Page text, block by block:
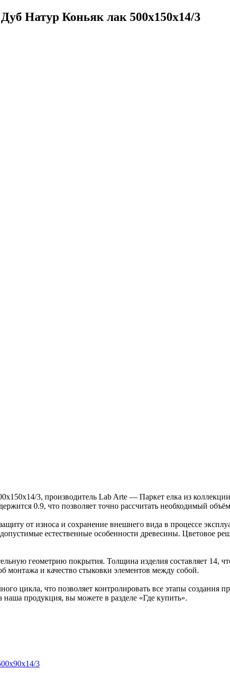
Натур Коньяк лак 500х150х14/3
3, производитель Lab Arte — Паркет елка из
0.9, что позволяет точно рассчитать необходимый
от износа и сохранение внешнего вида в процессе
допустимые естественные особенности древесины.
геометрию покрытия. Толщина изделия составляет 14,
и качество стыковки элементов между собой.
цикла, что позволяет контролировать все этапы создания
наша продукция, вы можете в разделе «Где купить».
3